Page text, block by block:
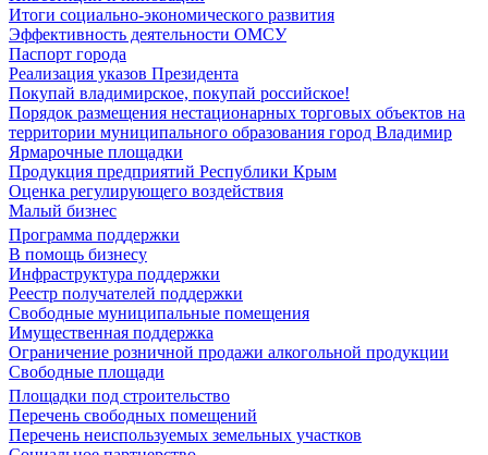
Итоги социально-экономического развития
Эффективность деятельности ОМСУ
Паспорт города
Реализация указов Президента
Покупай владимирское, покупай российское!
Порядок размещения нестационарных торговых объектов на
территории муниципального образования город Владимир
Ярмарочные площадки
Продукция предприятий Республики Крым
Оценка регулирующего воздействия
Малый бизнес
Программа поддержки
В помощь бизнесу
Инфраструктура поддержки
Реестр получателей поддержки
Свободные муниципальные помещения
Имущественная поддержка
Ограничение розничной продажи алкогольной продукции
Свободные площади
Площадки под строительство
Перечень свободных помещений
Перечень неиспользуемых земельных участков